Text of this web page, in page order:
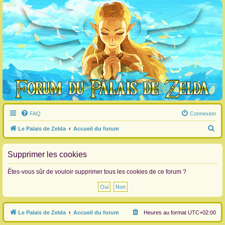
FAQ Connexion
Le Palais de Zelda Accueil du forum
e
h
h
Supprimer les cookies
Êtes-vous sûr de vouloir supprimer tous les cookies de ce forum ?
Le Palais de Zelda Accueil du forum Heures au format UTC+02:00